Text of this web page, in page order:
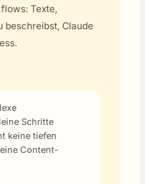
Texte,
beschreibst, Claude
Schritte
keine tiefen
Content-